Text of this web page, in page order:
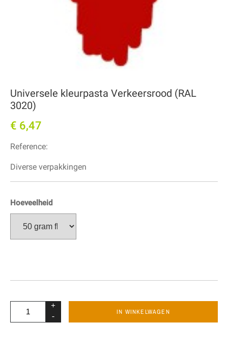
Universele kleurpasta Verkeersrood (RAL
3020)
€ 6,47
Reference:
Diverse verpakkingen
Hoeveelheid
+
-
IN WINKELWAGEN